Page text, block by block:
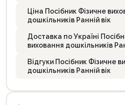
Ціна Посібник Фізичне
дошкільників Ранній вік
Доставка по Україні
виховання дошкільників
Відгуки Посібник Фізичне
дошкільників Ранній вік